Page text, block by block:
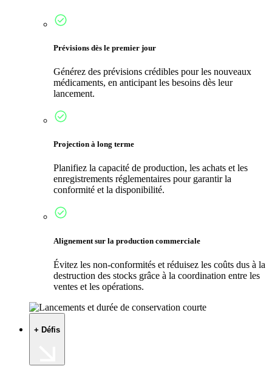
Prévisions dès le premier jour
Générez des prévisions crédibles pour les nouveaux
médicaments, en anticipant les besoins dès leur
lancement.
Projection à long terme
Planifiez la capacité de production, les achats et les
enregistrements réglementaires pour garantir la
conformité et la disponibilité.
Alignement sur la production commerciale
Évitez les non-conformités et réduisez les coûts dus à la
destruction des stocks grâce à la coordination entre les
ventes et les opérations.
+ Défis